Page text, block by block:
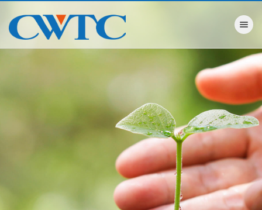
Toggle